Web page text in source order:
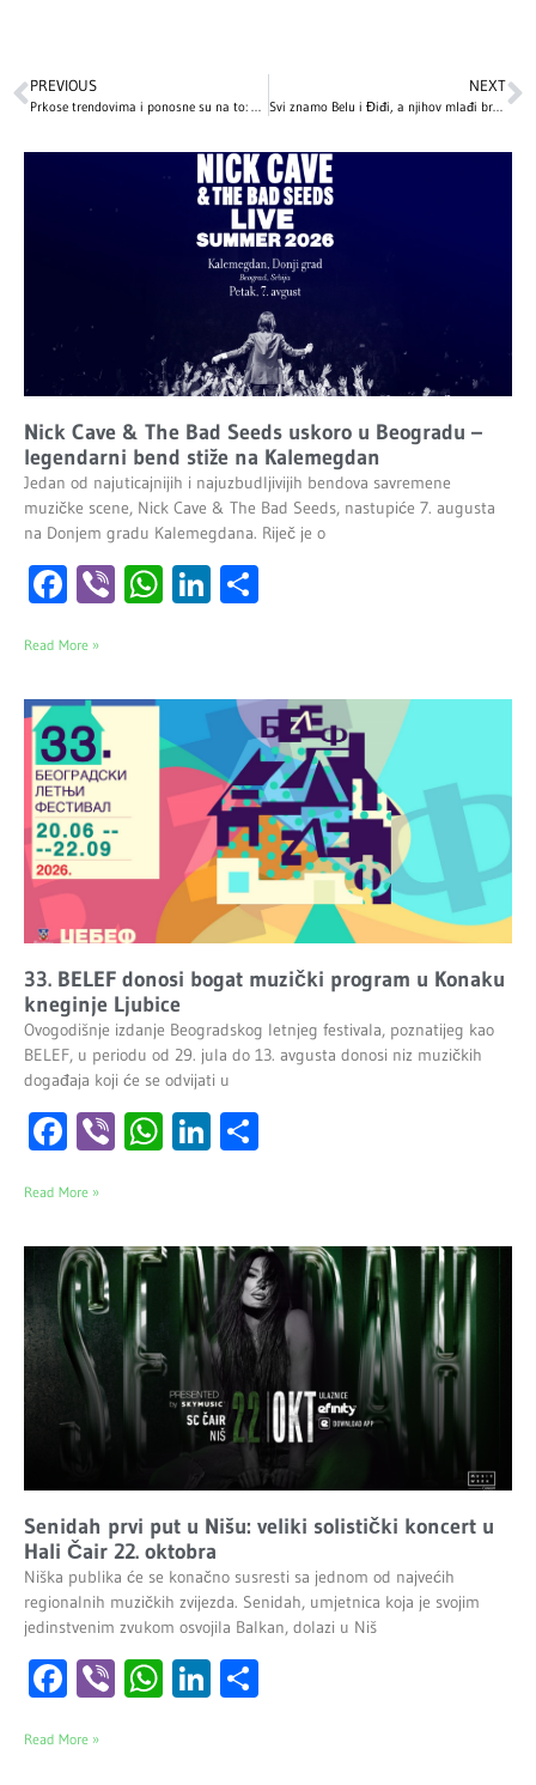
PREVIOUS
Prkose trendovima i ponosne su na to: Ove srpske influenserke pokazale su lice bez trunke šminke
NEXT
Svi znamo Belu i Điđi, a njihov mlađi brat Anvar Hadid osvaja svijet
Nick Cave & The Bad Seeds uskoro u Beogradu –
legendarni bend stiže na Kalemegdan
Jedan od najuticajnijih i najuzbudljivijih bendova savremene
muzičke scene, Nick Cave & The Bad Seeds, nastupiće 7. augusta
na Donjem gradu Kalemegdana. Riječ je o
Facebook
ViberWhatsApp
LinkedIn
Read More »
33. BELEF donosi bogat muzički program u Konaku
kneginje Ljubice
Ovogodišnje izdanje Beogradskog letnjeg festivala, poznatijeg kao
BELEF, u periodu od 29. jula do 13. avgusta donosi niz muzičkih
događaja koji će se odvijati u
Facebook
ViberWhatsApp
LinkedIn
Read More »
Senidah prvi put u Nišu: veliki solistički koncert u
Hali Čair 22. oktobra
Niška publika će se konačno susresti sa jednom od najvećih
regionalnih muzičkih zvijezda. Senidah, umjetnica koja je svojim
jedinstvenim zvukom osvojila Balkan, dolazi u Niš
Facebook
ViberWhatsApp
LinkedIn
Read More »